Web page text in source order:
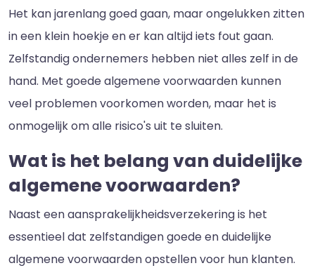
Het kan jarenlang goed gaan, maar ongelukken zitten
in een klein hoekje en er kan altijd iets fout gaan.
Zelfstandig ondernemers hebben niet alles zelf in de
hand. Met goede algemene voorwaarden kunnen
veel problemen voorkomen worden, maar het is
onmogelijk om alle risico's uit te sluiten.
Wat is het belang van duidelijke
algemene voorwaarden?
Naast een aansprakelijkheidsverzekering is het
essentieel dat zelfstandigen goede en duidelijke
algemene voorwaarden opstellen voor hun klanten.